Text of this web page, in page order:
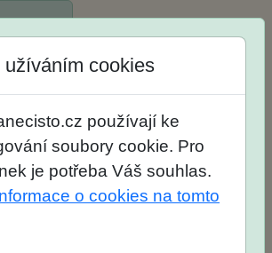
2027!
Košík
užíváním cookies
používají ke
soubory cookie. Pro
je potřeba Váš souhlas.
o cookies na tomto